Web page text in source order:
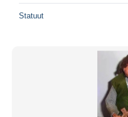
Statuut